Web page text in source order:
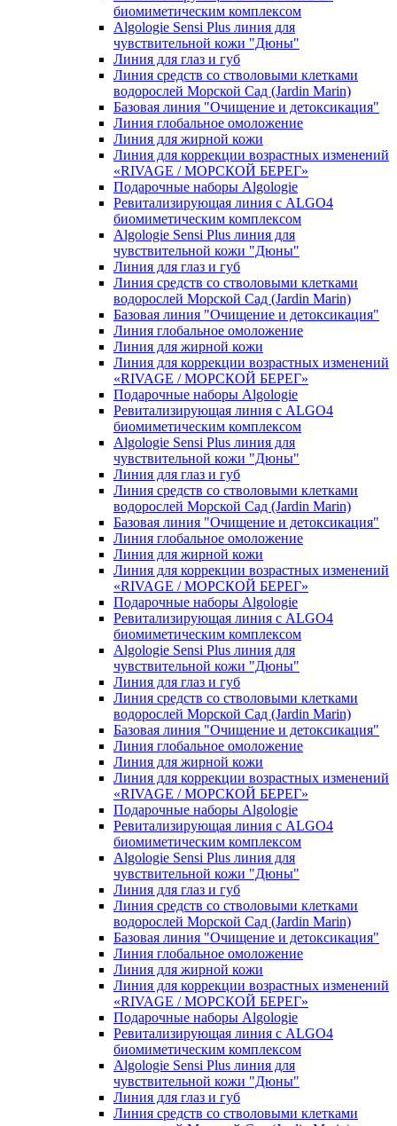
биомиметическим комплексом
Algologie Sensi Plus линия для
чувcтвительной кожи "Дюны"
Линия для глаз и губ
Линия средств со стволовыми клетками
водорослей Морской Сад (Jardin Marin)
Базовая линия "Очищение и детоксикация"
Линия глобальное омоложение
Линия для жирной кожи
Линия для коррекции возрастных изменений
«RIVAGE / МОРСКОЙ БЕРЕГ»
Подарочные наборы Algologie
Ревитализирующая линия с ALGO4
биомиметическим комплексом
Algologie Sensi Plus линия для
чувcтвительной кожи "Дюны"
Линия для глаз и губ
Линия средств со стволовыми клетками
водорослей Морской Сад (Jardin Marin)
Базовая линия "Очищение и детоксикация"
Линия глобальное омоложение
Линия для жирной кожи
Линия для коррекции возрастных изменений
«RIVAGE / МОРСКОЙ БЕРЕГ»
Подарочные наборы Algologie
Ревитализирующая линия с ALGO4
биомиметическим комплексом
Algologie Sensi Plus линия для
чувcтвительной кожи "Дюны"
Линия для глаз и губ
Линия средств со стволовыми клетками
водорослей Морской Сад (Jardin Marin)
Базовая линия "Очищение и детоксикация"
Линия глобальное омоложение
Линия для жирной кожи
Линия для коррекции возрастных изменений
«RIVAGE / МОРСКОЙ БЕРЕГ»
Подарочные наборы Algologie
Ревитализирующая линия с ALGO4
биомиметическим комплексом
Algologie Sensi Plus линия для
чувcтвительной кожи "Дюны"
Линия для глаз и губ
Линия средств со стволовыми клетками
водорослей Морской Сад (Jardin Marin)
Базовая линия "Очищение и детоксикация"
Линия глобальное омоложение
Линия для жирной кожи
Линия для коррекции возрастных изменений
«RIVAGE / МОРСКОЙ БЕРЕГ»
Подарочные наборы Algologie
Ревитализирующая линия с ALGO4
биомиметическим комплексом
Algologie Sensi Plus линия для
чувcтвительной кожи "Дюны"
Линия для глаз и губ
Линия средств со стволовыми клетками
водорослей Морской Сад (Jardin Marin)
Базовая линия "Очищение и детоксикация"
Линия глобальное омоложение
Линия для жирной кожи
Линия для коррекции возрастных изменений
«RIVAGE / МОРСКОЙ БЕРЕГ»
Подарочные наборы Algologie
Ревитализирующая линия с ALGO4
биомиметическим комплексом
Algologie Sensi Plus линия для
чувcтвительной кожи "Дюны"
Линия для глаз и губ
Линия средств со стволовыми клетками